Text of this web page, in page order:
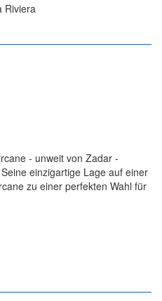
Riviera
- unweit von Zadar -
einzigartige Lage auf einer
zu einer perfekten Wahl für